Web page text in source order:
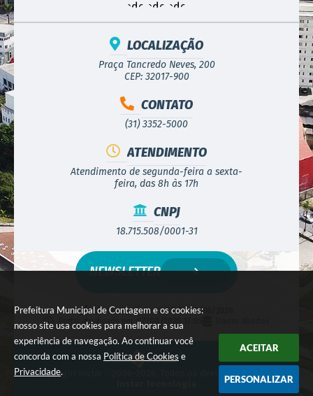
Prefeitura Municipal de Contagem e os cookies:
nosso site usa cookies para melhorar a sua
experiência de navegação. Ao continuar você
concorda com a nossa Política de Cookies e
Privacidade.
ACEITAR
PERSONALIZAR
LOCALIZAÇÃO
Praça Tancredo Neves, 200
CEP: 32017-900
CONTATO
(31) 3352-5000
ATENDIMENTO
Atendimento de segunda-feira a sexta-
feira, das 8h às 17h
CNPJ
18.715.508/0001-31
Versão do Sistema:3.5.3 - 19/06/2026
Portal atualizado em:
07/08/2026 17:05
NEWSLETTER
© Copyright Instar - 2006-2026. Todos os direitos reservados -